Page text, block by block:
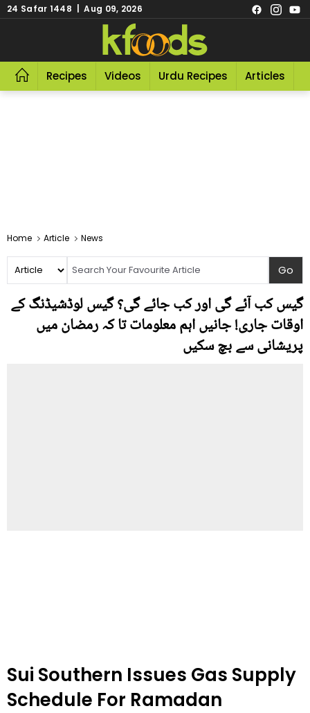
24 Safar 1448 | Aug 09, 2026
Recipes Videos Urdu Recipes Articles
Home Article News
گیس کب آئے گی اور کب جائے گی؟ گیس لوڈشیڈنگ کے
اوقات جاری! جانیں اہم معلومات تا کہ رمضان میں
پریشانی سے بچ سکیں
Sui Southern Issues Gas Supply
Schedule For Ramadan